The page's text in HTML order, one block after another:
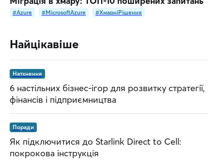
#Azure #MicrosoftAzure #ХмарніРішення
Найцікавіше
Натхнення
6 настільних бізнес-ігор для розвитку стратегії,
фінансів і підприємництва
Поради
Як підключитися до Starlink Direct to Cell:
покрокова інструкція